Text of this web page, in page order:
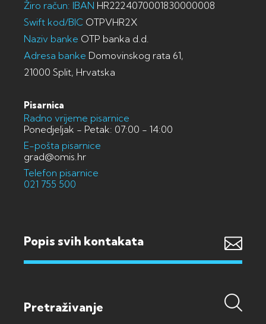
Žiro račun: IBAN HR2224070001830000008
Swift kod/BIC OTPVHR2X
Naziv banke OTP banka d.d.
Adresa banke Domovinskog rata 61,
21000 Split, Hrvatska
Pisarnica
Radno vrijeme pisarnice
Ponedjeljak - Petak: 07:00 - 14:00
E-pošta pisarnice
grad@omis.hr
Telefon pisarnice
021 755 500
Popis svih kontakata